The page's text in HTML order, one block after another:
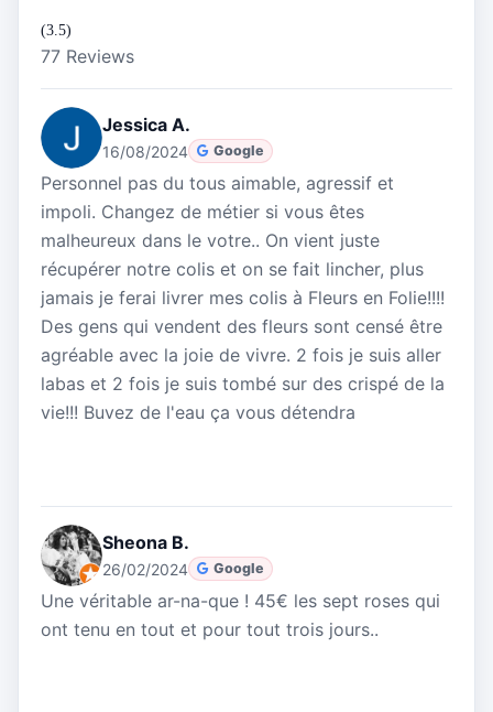
(3.5)
77 Reviews
Jessica A.
16/08/2024 Google
Personnel pas du tous aimable, agressif et
impoli. Changez de métier si vous êtes
malheureux dans le votre.. On vient juste
récupérer notre colis et on se fait lincher, plus
jamais je ferai livrer mes colis à Fleurs en Folie!!!!
Des gens qui vendent des fleurs sont censé être
agréable avec la joie de vivre. 2 fois je suis aller
labas et 2 fois je suis tombé sur des crispé de la
vie!!! Buvez de l'eau ça vous détendra
Sheona B.
26/02/2024 Google
Une véritable ar-na-que ! 45€ les sept roses qui
ont tenu en tout et pour tout trois jours..